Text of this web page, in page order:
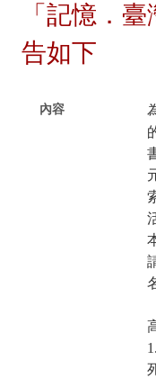
「記憶．
告如下
內容